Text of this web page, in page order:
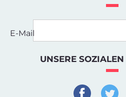
E-Mail
UNSERE